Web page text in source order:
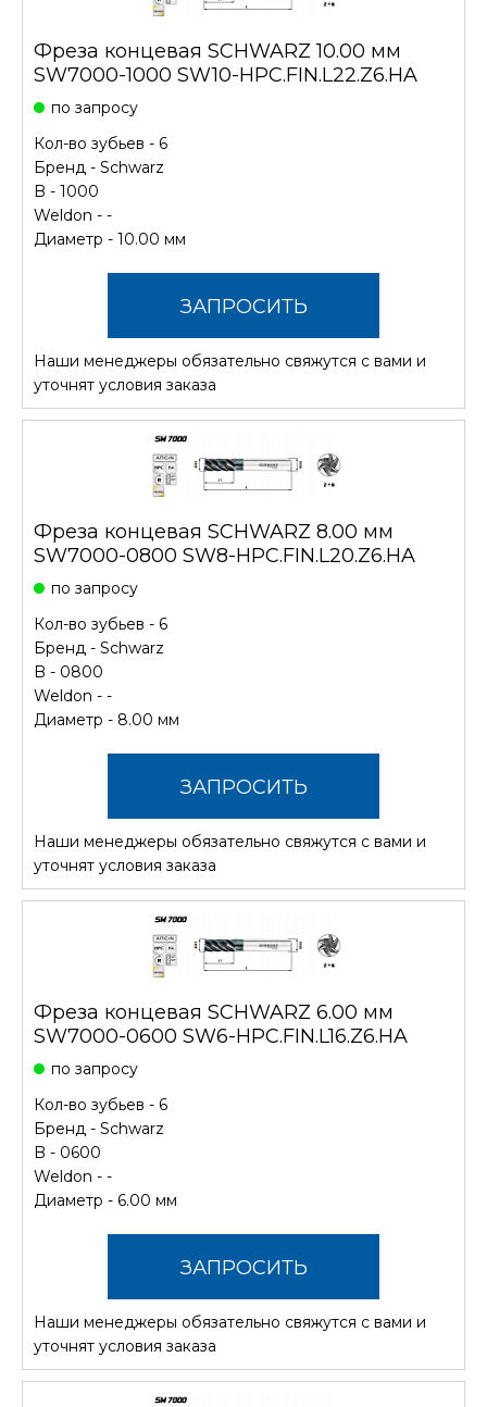
Фреза концевая SCHWARZ 10.00 мм
SW7000-1000 SW10-HPC.FIN.L22.Z6.HA
по запросу
Кол-во зубьев - 6
Бренд - Schwarz
B - 1000
Weldon - -
Диаметр - 10.00 мм
ЗАПРОСИТЬ
СТОИМОСТЬ
Наши менеджеры обязательно свяжутся с вами и
уточнят условия заказа
Фреза концевая SCHWARZ 8.00 мм
SW7000-0800 SW8-HPC.FIN.L20.Z6.HA
по запросу
Кол-во зубьев - 6
Бренд - Schwarz
B - 0800
Weldon - -
Диаметр - 8.00 мм
ЗАПРОСИТЬ
СТОИМОСТЬ
Наши менеджеры обязательно свяжутся с вами и
уточнят условия заказа
Фреза концевая SCHWARZ 6.00 мм
SW7000-0600 SW6-HPC.FIN.L16.Z6.HA
по запросу
Кол-во зубьев - 6
Бренд - Schwarz
B - 0600
Weldon - -
Диаметр - 6.00 мм
ЗАПРОСИТЬ
СТОИМОСТЬ
Наши менеджеры обязательно свяжутся с вами и
уточнят условия заказа